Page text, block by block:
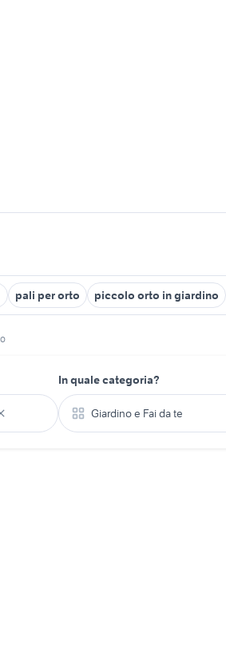
pali per orto piccolo orto in giardino
In quale categoria?
Giardino e Fai da te